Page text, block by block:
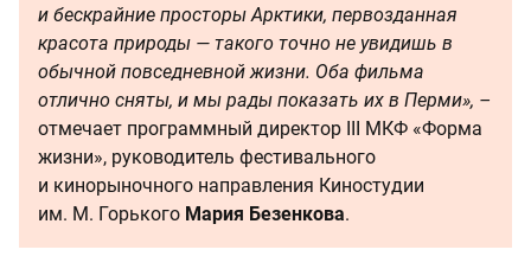
и бескрайние просторы Арктики, первозданная
красота природы — такого точно не увидишь в
обычной повседневной жизни. Оба фильма
отлично сняты, и мы рады показать их в Перми», –
отмечает программный директор III МКФ «Форма
жизни», руководитель фестивального
и кинорыночного направления Киностудии
им. М. Горького Мария Безенкова.